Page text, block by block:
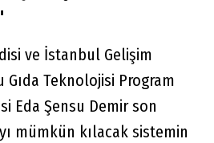
ve İstanbul Gelişim
Teknolojisi Program
Eda Şensu Demir son
mümkün kılacak sistemin